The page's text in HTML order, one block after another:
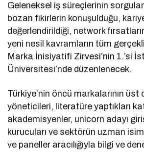
Geleneksel iş süreçlerinin
bozan fikirlerin konuşulduğu,
değerlendirildiği, network
yeni nesil kavramların tüm
Marka İnisiyatifi Zirvesi’nin 1.’si
Üniversitesi’nde düzenlenecek.
Türkiye’nin öncü markalarının üst
yöneticileri, literatüre yaptıkları
akademisyenler, unicorn adayı
kurucuları ve sektörün uzman
ve paneller aracılığıyla bilgi ve